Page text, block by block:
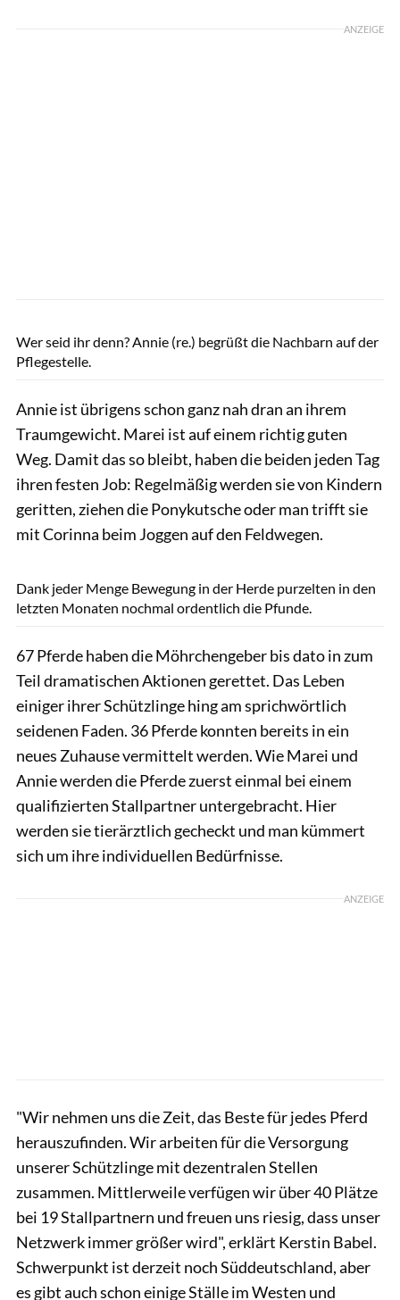
ANZEIGE
Wer seid ihr denn? Annie (re.) begrüßt die Nachbarn auf der
Pflegestelle.
Annie ist übrigens schon ganz nah dran an ihrem
Traumgewicht. Marei ist auf einem richtig guten
Weg. Damit das so bleibt, haben die beiden jeden Tag
ihren festen Job: Regelmäßig werden sie von Kindern
geritten, ziehen die Ponykutsche oder man trifft sie
mit Corinna beim Joggen auf den Feldwegen.
Dank jeder Menge Bewegung in der Herde purzelten in den
letzten Monaten nochmal ordentlich die Pfunde.
67 Pferde haben die Möhrchengeber bis dato in zum
Teil dramatischen Aktionen gerettet. Das Leben
einiger ihrer Schützlinge hing am sprichwörtlich
seidenen Faden. 36 Pferde konnten bereits in ein
neues Zuhause vermittelt werden. Wie Marei und
Annie werden die Pferde zuerst einmal bei einem
qualifizierten Stallpartner untergebracht. Hier
werden sie tierärztlich gecheckt und man kümmert
sich um ihre individuellen Bedürfnisse.
ANZEIGE
"Wir nehmen uns die Zeit, das Beste für jedes Pferd
herauszufinden. Wir arbeiten für die Versorgung
unserer Schützlinge mit dezentralen Stellen
zusammen. Mittlerweile verfügen wir über 40 Plätze
bei 19 Stallpartnern und freuen uns riesig, dass unser
Netzwerk immer größer wird", erklärt Kerstin Babel.
Schwerpunkt ist derzeit noch Süddeutschland, aber
es gibt auch schon einige Ställe im Westen und